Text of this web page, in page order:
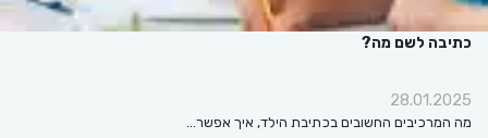
כתיבה לשם מה?
28.01.2025
מה המרכיבים החשובים בכתיבת הילד, איך אפשר…